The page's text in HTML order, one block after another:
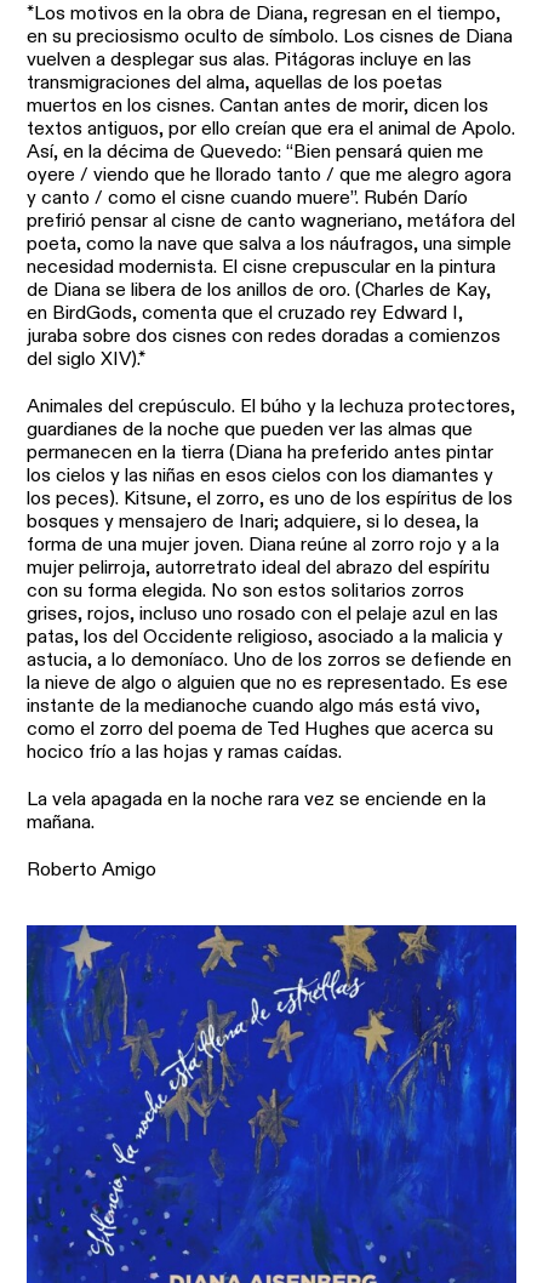
*Los motivos en la obra de Diana, regresan en el tiempo,
en su preciosismo oculto de símbolo. Los cisnes de Diana
vuelven a desplegar sus alas. Pitágoras incluye en las
transmigraciones del alma, aquellas de los poetas
muertos en los cisnes. Cantan antes de morir, dicen los
textos antiguos, por ello creían que era el animal de Apolo.
Así, en la décima de Quevedo: “Bien pensará quien me
oyere / viendo que he llorado tanto / que me alegro agora
y canto / como el cisne cuando muere”. Rubén Darío
prefirió pensar al cisne de canto wagneriano, metáfora del
poeta, como la nave que salva a los náufragos, una simple
necesidad modernista. El cisne crepuscular en la pintura
de Diana se libera de los anillos de oro. (Charles de Kay,
en BirdGods, comenta que el cruzado rey Edward I,
juraba sobre dos cisnes con redes doradas a comienzos
del siglo XIV).*
Animales del crepúsculo. El búho y la lechuza protectores,
guardianes de la noche que pueden ver las almas que
permanecen en la tierra (Diana ha preferido antes pintar
los cielos y las niñas en esos cielos con los diamantes y
los peces). Kitsune, el zorro, es uno de los espíritus de los
bosques y mensajero de Inari; adquiere, si lo desea, la
forma de una mujer joven. Diana reúne al zorro rojo y a la
mujer pelirroja, autorretrato ideal del abrazo del espíritu
con su forma elegida. No son estos solitarios zorros
grises, rojos, incluso uno rosado con el pelaje azul en las
patas, los del Occidente religioso, asociado a la malicia y
astucia, a lo demoníaco. Uno de los zorros se defiende en
la nieve de algo o alguien que no es representado. Es ese
instante de la medianoche cuando algo más está vivo,
como el zorro del poema de Ted Hughes que acerca su
hocico frío a las hojas y ramas caídas.
La vela apagada en la noche rara vez se enciende en la
mañana.
Roberto Amigo